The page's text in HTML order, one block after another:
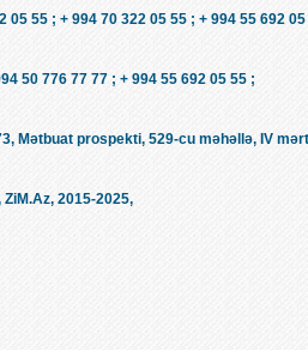
05 55 ; + 994 70 322 05 55 ; + 994 55 692
50 776 77 77 ; + 994 55 692 05 55 ;
Mətbuat prospekti, 529-cu məhəllə, IV
2015-2025,